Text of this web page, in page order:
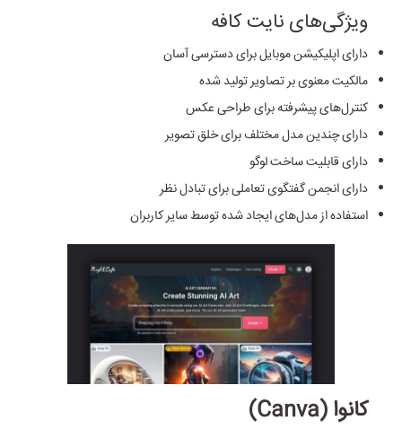
ویژگی‌های نایت کافه
دارای اپلیکیشن موبایل برای دسترسی آسان
مالکیت معنوی بر تصاویر تولید شده
کنترل‌های پیشرفته برای طراحی عکس
دارای چندین مدل مختلف برای خلق تصویر
دارای قابلیت ساخت لوگو
دارای انجمن گفتگوی تعاملی برای تبادل نظر
استفاده از مدل‌های ایجاد شده توسط سایر کاربران
کانوا (Canva)